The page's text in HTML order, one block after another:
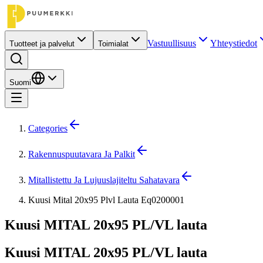
Tuotteet ja palvelut Toimialat Vastuullisuus Yhteystiedot
Suomi
Categories
Rakennuspuutavara Ja Palkit
Mitallistettu Ja Lujuuslajiteltu Sahatavara
Kuusi Mital 20x95 Plvl Lauta Eq0200001
Kuusi MITAL 20x95 PL/VL lauta
Kuusi MITAL 20x95 PL/VL lauta